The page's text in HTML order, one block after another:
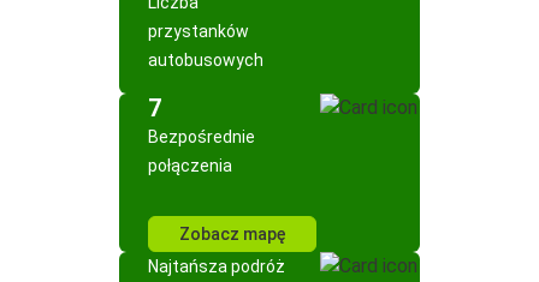
przystanków
autobusowych
7
Bezpośrednie
połączenia
Zobacz mapę
Najtańsza podróż